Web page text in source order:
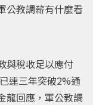
公教調薪有什麼看
與稅收足以應付
連三年突破2%通
龍回應，軍公教調